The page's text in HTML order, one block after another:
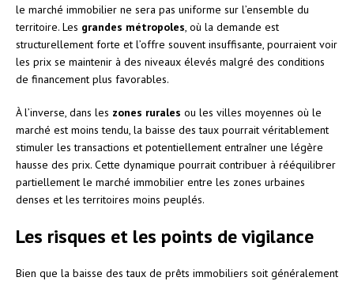
le marché immobilier ne sera pas uniforme sur l’ensemble du
territoire. Les grandes métropoles , où la demande est
structurellement forte et l’offre souvent insuffisante, pourraient voir
les prix se maintenir à des niveaux élevés malgré des conditions
de financement plus favorables.
À l’inverse, dans les zones rurales ou les villes moyennes où le
marché est moins tendu, la baisse des taux pourrait véritablement
stimuler les transactions et potentiellement entraîner une légère
hausse des prix. Cette dynamique pourrait contribuer à rééquilibrer
partiellement le marché immobilier entre les zones urbaines
denses et les territoires moins peuplés.
Les risques et les points de vigilance
Bien que la baisse des taux de prêts immobiliers soit généralement